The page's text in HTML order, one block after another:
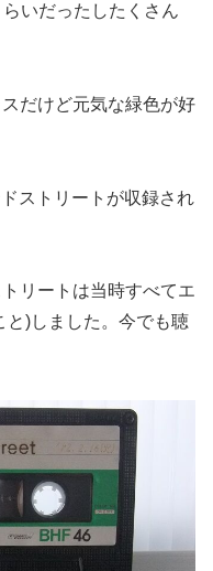
いだったしたくさん
だけど元気な緑色が好
ストリートが収録され
リートは当時すべてエ
と)しました。今でも聴